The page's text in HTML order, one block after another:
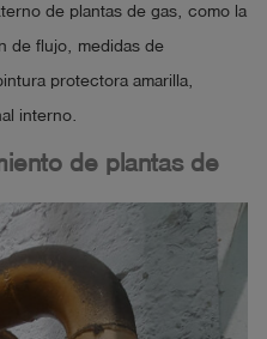
de plantas de gas, como la
de flujo, medidas de
protectora amarilla,
interno.
de plantas de